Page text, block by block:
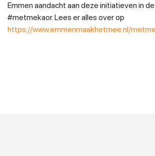
Emmen aandacht aan deze initiatieven in
#metmekaor. Lees er alles over op
https://www.emmenmaakhetmee.nl/